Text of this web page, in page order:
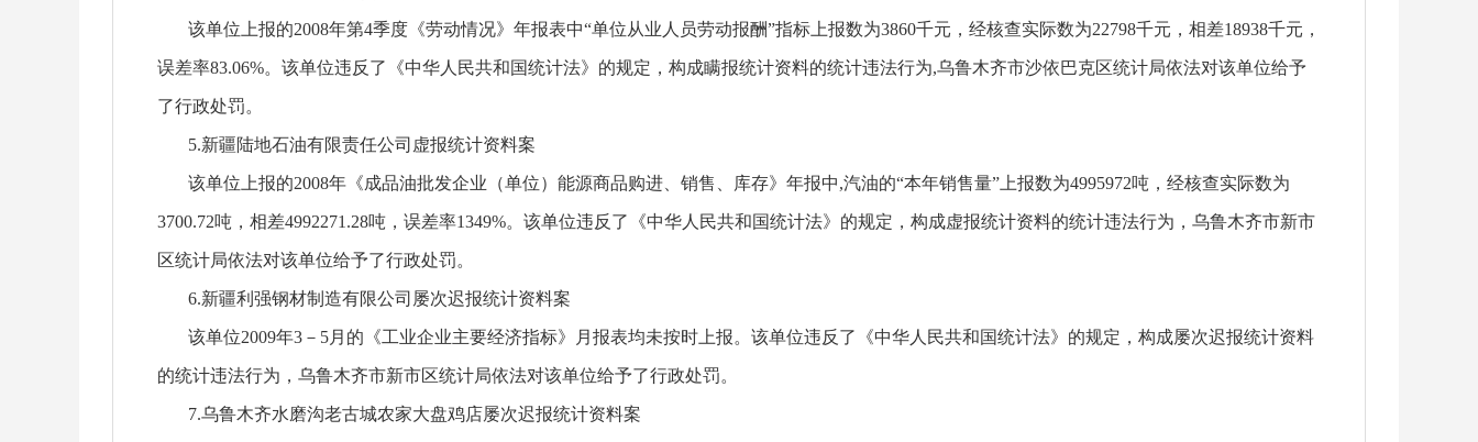
该单位上报的2008年第4季度《劳动情况》年报表中“单位从业人员劳动报酬”指标上报数为3860千元，经核查实际数为22798千元，相差18938千元，
误差率83.06%。该单位违反了《中华人民共和国统计法》的规定，构成瞒报统计资料的统计违法行为,乌鲁木齐市沙依巴克区统计局依法对该单位给予
了行政处罚。
5.新疆陆地石油有限责任公司虚报统计资料案
该单位上报的2008年《成品油批发企业（单位）能源商品购进、销售、库存》年报中,汽油的“本年销售量”上报数为4995972吨，经核查实际数为
3700.72吨，相差4992271.28吨，误差率1349%。该单位违反了《中华人民共和国统计法》的规定，构成虚报统计资料的统计违法行为，乌鲁木齐市新市
区统计局依法对该单位给予了行政处罚。
6.新疆利强钢材制造有限公司屡次迟报统计资料案
该单位2009年3－5月的《工业企业主要经济指标》月报表均未按时上报。该单位违反了《中华人民共和国统计法》的规定，构成屡次迟报统计资料
的统计违法行为，乌鲁木齐市新市区统计局依法对该单位给予了行政处罚。
7.乌鲁木齐水磨沟老古城农家大盘鸡店屡次迟报统计资料案